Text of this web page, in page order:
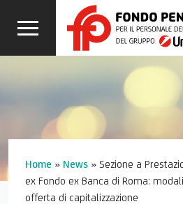
CALCOLA
LA TUA
PENSIONE
Home » News » Sezione a
ex Fondo ex Banca di Roma:
offerta di capitalizzazione